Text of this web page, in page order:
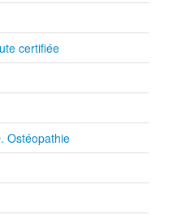
certifiée
Ostéopathie